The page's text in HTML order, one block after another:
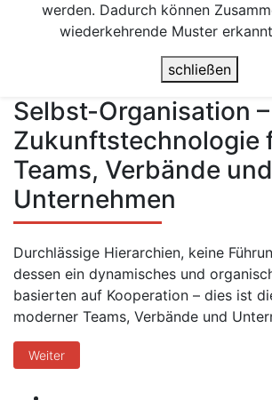
werden. Dadurch können
wiederkehrende Muster
schließen
Selbst-Organisation –
Zukunftstechnologie
Teams, Verbände und
Unternehmen
Durchlässige Hierarchien, keine
dessen ein dynamisches und
basierten auf Kooperation – dies ist
moderner Teams, Verbände und
Weiter